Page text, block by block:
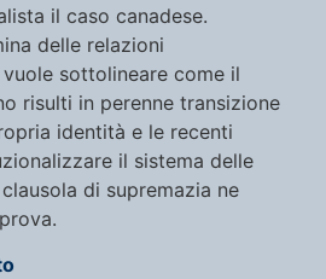
il caso canadese.
delle relazioni
sottolineare come il
risulti in perenne transizione
identità e le recenti
il sistema delle
di supremazia ne